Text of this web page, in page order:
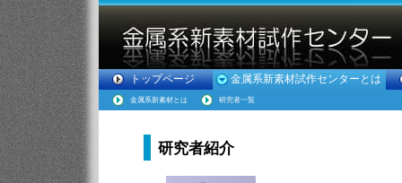
トップページ 金属系新素材試作センターとは
金属系新素材とは 研究者一覧
研究者紹介